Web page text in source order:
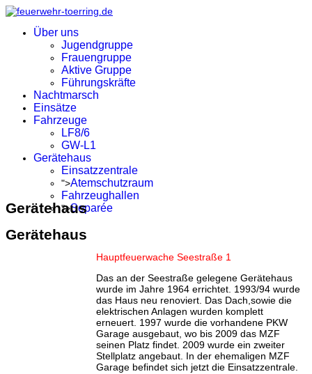
Über uns
Jugendgruppe
Frauengruppe
Aktive Gruppe
Führungskräfte
Nachtmarsch
Einsätze
Fahrzeuge
LF8/6
GW-L1
Gerätehaus
Einsatzzentrale
">Atemschutzraum
Fahrzeughallen
">Separée
Gerätehaus
Gerätehaus
Hauptfeuerwache Seestraße 1
Das an der Seestraße gelegene Gerätehaus
wurde im Jahre 1964 errichtet. 1993/94 wurde
das Haus neu renoviert. Das Dach,sowie die
elektrischen Anlagen wurden komplett
erneuert. 1997 wurde die vorhandene PKW
Garage ausgebaut, wo bis 2009 das MZF
seinen Platz findet. 2009 wurde ein zweiter
Stellplatz angebaut. In der ehemaligen MZF
Garage befindet sich jetzt die Einsatzzentrale.